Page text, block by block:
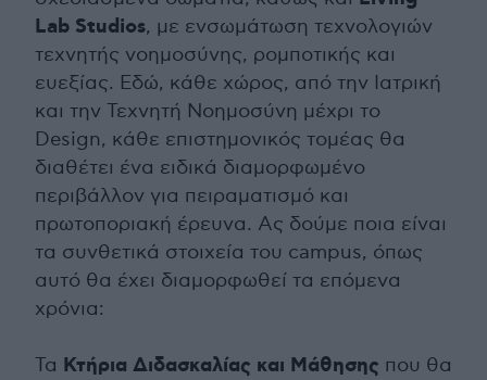
Lab Studios, με ενσωμάτωση τεχνολογιών
τεχνητής νοημοσύνης, ρομποτικής και
ευεξίας. Εδώ, κάθε χώρος, από την Ιατρική
και την Τεχνητή Νοημοσύνη μέχρι το
Design, κάθε επιστημονικός τομέας θα
διαθέτει ένα ειδικά διαμορφωμένο
περιβάλλον για πειραματισμό και
πρωτοποριακή έρευνα. Ας δούμε ποια είναι
τα συνθετικά στοιχεία του campus, όπως
αυτό θα έχει διαμορφωθεί τα επόμενα
χρόνια:
Τα Κτήρια Διδασκαλίας και Μάθησης που θα